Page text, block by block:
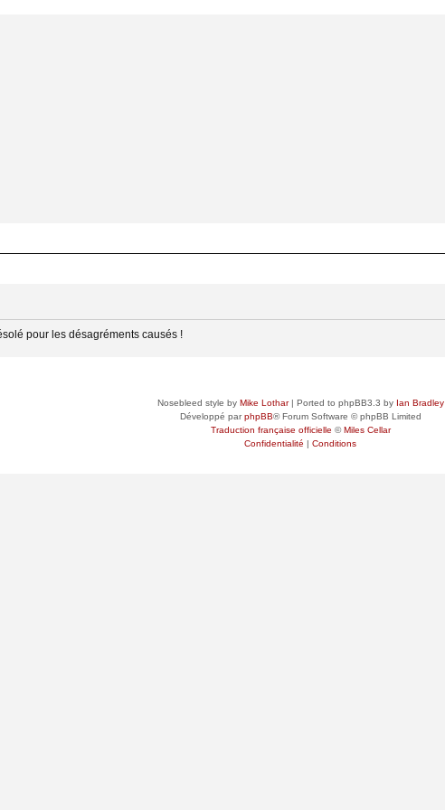
pour les désagréments causés !
Nosebleed style by Mike Lothar| Ported to phpBB3.3 by Ian Bradley
Développé parphpBB® Forum Software © phpBB Limited
Traduction française officielle ©Miles Cellar
Confidentialité | Conditions